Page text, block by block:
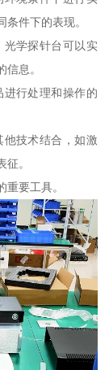
件下的表现。
学探针台可以实
息。
行处理和操作的
技术结合，如激
。
要工具。